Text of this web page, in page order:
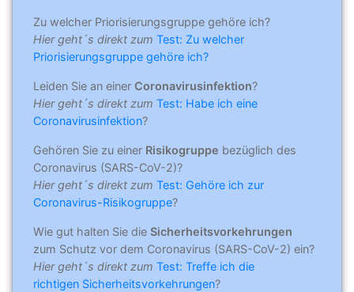
Zu welcher Priorisierungsgruppe gehöre ich?
Hier geht´s direkt zum Test: Zu welcher
Priorisierungsgruppe gehöre ich?
Leiden Sie an einer Coronavirusinfektion?
Hier geht´s direkt zum Test: Habe ich eine
Coronavirusinfektion?
Gehören Sie zu einer Risikogruppe bezüglich des
Coronavirus (SARS-CoV-2)?
Hier geht´s direkt zum Test: Gehöre ich zur
Coronavirus-Risikogruppe?
Wie gut halten Sie die Sicherheitsvorkehrungen
zum Schutz vor dem Coronavirus (SARS-CoV-2) ein?
Hier geht´s direkt zum Test: Treffe ich die
richtigen Sicherheitsvorkehrungen?